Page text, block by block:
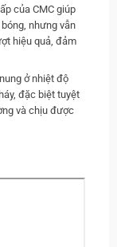
của CMC giúp
nhưng vẫn
hiệu quả, đảm
ở nhiệt độ
đặc biệt tuyệt
và chịu được